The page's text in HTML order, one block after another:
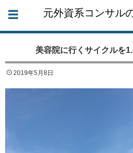
元外資系コンサル
美容院に行くサイクルを
2019年5月8日